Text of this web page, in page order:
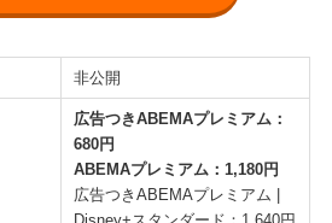
非公開
広告つきABEMAプレミアム：
680円
ABEMAプレミアム：1,180円
広告つきABEMAプレミアム |